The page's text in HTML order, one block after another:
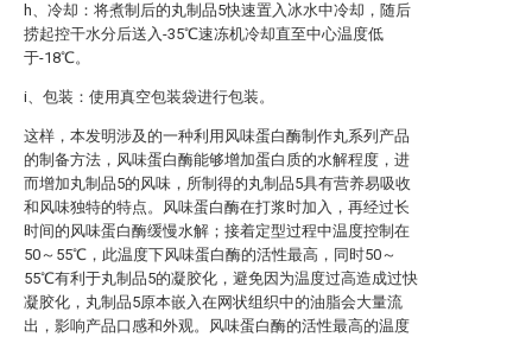
h、冷却：将煮制后的丸制品5快速置入冰水中冷却，随后
捞起控干水分后送入-35℃速冻机冷却直至中心温度低
于-18℃。
i、包装：使用真空包装袋进行包装。
这样，本发明涉及的一种利用风味蛋白酶制作丸系列产品
的制备方法，风味蛋白酶能够增加蛋白质的水解程度，进
而增加丸制品5的风味，所制得的丸制品5具有营养易吸收
和风味独特的特点。风味蛋白酶在打浆时加入，再经过长
时间的风味蛋白酶缓慢水解；接着定型过程中温度控制在
50～55℃，此温度下风味蛋白酶的活性最高，同时50～
55℃有利于丸制品5的凝胶化，避免因为温度过高造成过快
凝胶化，丸制品5原本嵌入在网状组织中的油脂会大量流
出，影响产品口感和外观。风味蛋白酶的活性最高的温度